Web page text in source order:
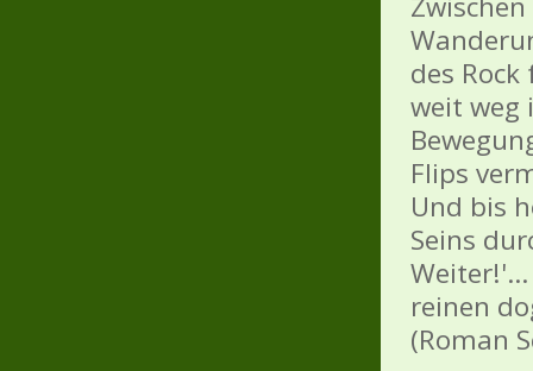
des
weit weg
Flips
Und bis
Seins
reinen
(Roman